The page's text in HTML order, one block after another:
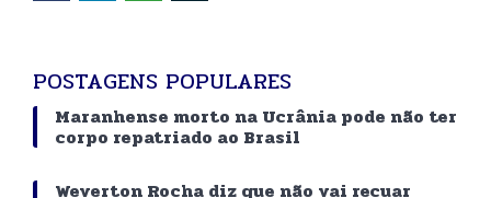
POSTAGENS POPULARES
Maranhense morto na Ucrânia pode não ter
corpo repatriado ao Brasil
Weverton Rocha diz que não vai recuar